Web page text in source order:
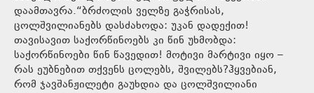
დაამთავრა.“ბრძოლის ველზე გაჭრისას,
ცოლშვილიანებს დასძახოდა: უკან დადექით!
თავისავით საქორწინოებს კი წინ უხმობდა:
საქორწინოები წინ წავედით! მოტივი მარტივი იყო –
რას ეუბნებით თქვენს ცოლებს, შვილებს?ჰყვებიან,
რომ ჯავშანჟილეტი გაუხდია და ცოლშვილიანი